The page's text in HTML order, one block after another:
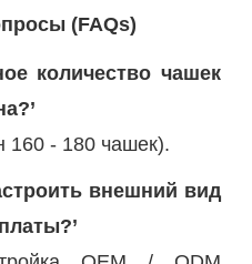
(FAQs)
количество чашек
160 - 180 чашек).
внешний вид